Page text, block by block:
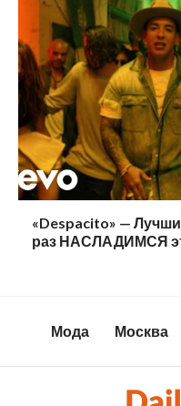
«Despacito» —
раз НАСЛАДИМСЯ
Мода Москва